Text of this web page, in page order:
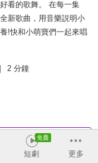
看的歌舞。 在每一集
新歌曲，用音樂説明小
!快和小萌寶們一起來唱
2 分鐘
短劇 更多